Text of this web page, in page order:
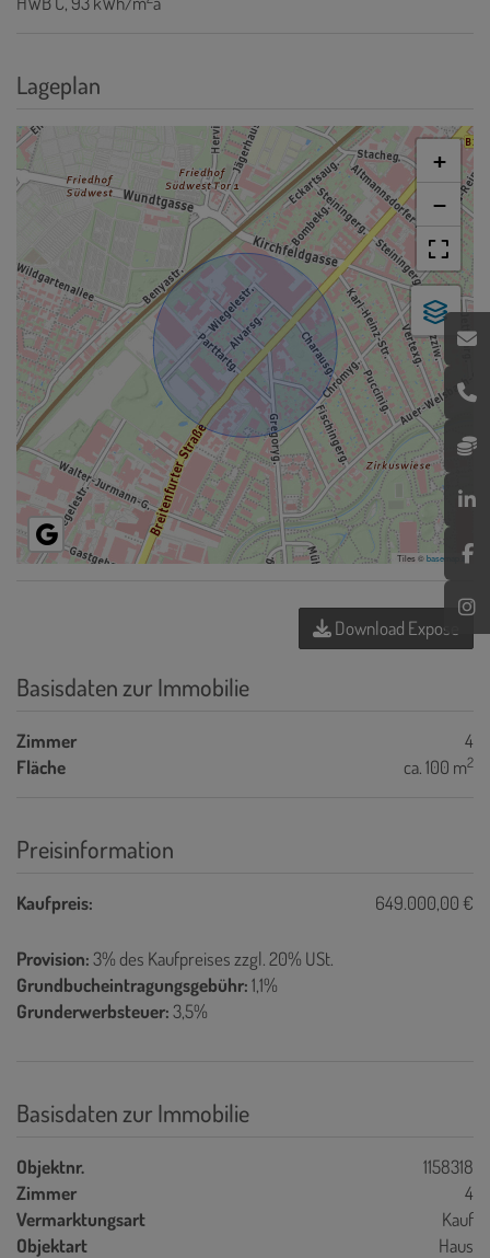
Lageplan
+
−
Tiles ©basemap.at
Download Expose
Basisdaten zur Immobilie
Zimmer
4
Fläche
ca. 100 m2
Preisinformation
Kaufpreis: 649.000,00 €
Provision:3% des Kaufpreises zzgl. 20% USt.
Grundbucheintragungsgebühr:1,1%
Grunderwerbsteuer:3,5%
Basisdaten zur Immobilie
Objektnr.
1158318
Zimmer
4
Vermarktungsart
Kauf
Objektart
Haus